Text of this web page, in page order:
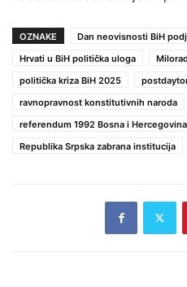
OZNAKE Dan neovisnosti BiH
Hrvati u BiH politička uloga
politička kriza BiH 2025
ravnopravnost konstitutivnih naroda
referendum 1992 Bosna i Hercegovina
Republika Srpska zabrana institucija